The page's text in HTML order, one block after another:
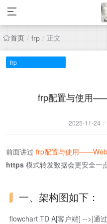
首页 / frp / 正文
frp
frp配置与使用
2025-11-24 /
前面讲过 frp配置与使用
https 模式转发数据会更安全一
一、架构图如下：
flowchart TD A[客户端] -->|通